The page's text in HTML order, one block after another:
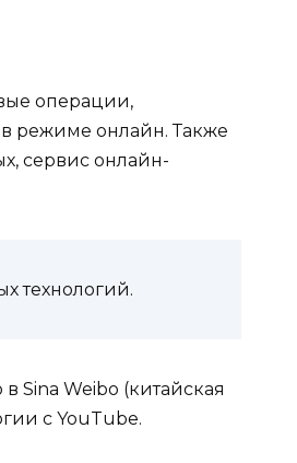
операции,
режиме онлайн. Также
сервис онлайн-
технологий.
Sina Weibo (китайская
с YouTube.